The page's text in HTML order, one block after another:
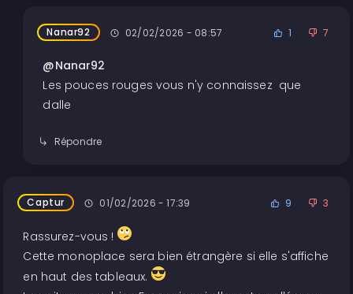
Nanar92 02/02/2026 - 08:57 1 7
@Nanar92
Les pouces rouges vous n'y connaissez que
dalle
Répondre
Captur 01/02/2026 - 17:39 9 3
Rassurez-vous !
Cette monoplace sera bien étrangère si elle s'affiche
en haut des tableaux.